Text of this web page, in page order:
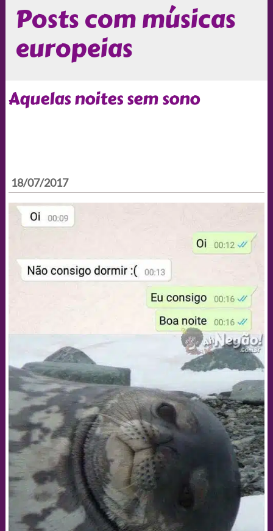
Posts com músicas
europeias
Aquelas noites sem sono
18/07/2017